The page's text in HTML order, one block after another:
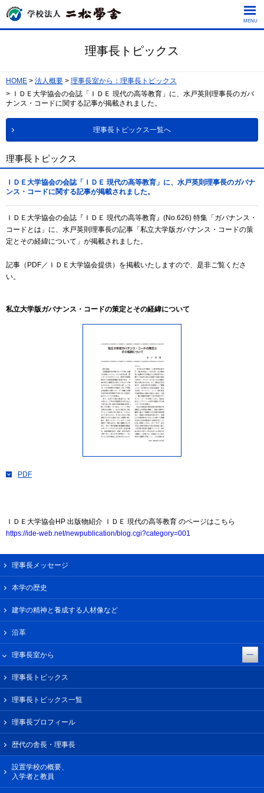
MENU
理事長トピックス
HOME 法人概要
理事長室から：理事長トピックス
ＩＤＥ大学協会の会誌「ＩＤＥ 現代の高等教育」に、水戸英則理事長のガバ
ナンス・コードに関する記事が掲載されました。
理事長トピックス一覧へ
理事長トピックス
ＩＤＥ大学協会の会誌「ＩＤＥ 現代の高等教育」に、水戸英則理事長のガバナ
ンス・コードに関する記事が掲載されました。
ＩＤＥ大学協会の会誌『ＩＤＥ 現代の高等教育』(No.626) 特集「ガバナンス・
コードとは」に、水戸英則理事長の記事「私立大学版ガバナンス・コードの策
定とその経緯について」が掲載されました。
記事（PDF／ＩＤＥ大学協会提供）を掲載いたしますので、是非ご覧くださ
い。
私立大学版ガバナンス・コードの策定とその経緯について
PDF
ＩＤＥ大学協会HP 出版物紹介 ＩＤＥ 現代の高等教育 のページはこちら
https://ide-web.net/newpublication/blog.cgi?category=001
理事長メッセージ
本学の歴史
建学の精神と養成する人材像など
沿革
理事長室から
理事長トピックス
理事長トピックス一覧
理事長プロフィール
歴代の舎長・理事長
設置学校の概要、
入学者と教員